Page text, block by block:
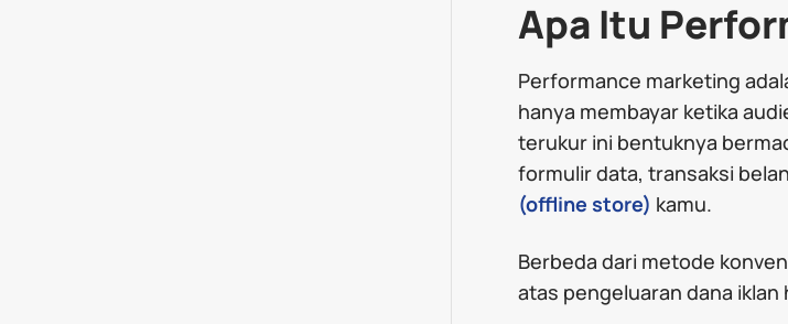
Apa Itu
Performance marketing
hanya membayar ketika
terukur ini bentuknya
formulir data, transaksi
(offline store) kamu.
Berbeda dari metode
atas pengeluaran dana iklan